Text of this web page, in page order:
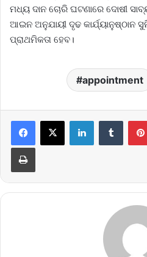
ମଧ୍ୟ ଦାନ ଚୋରି ଘଟଣାରେ ଦୋଷୀ
ଆଇନ ଅନୁଯାୟୀ ଦୃଢ କାର୍ଯ୍ୟାନୁଷ୍ଠାନ
ପ୍ରାଥମିକତା ହେବ।
appointment